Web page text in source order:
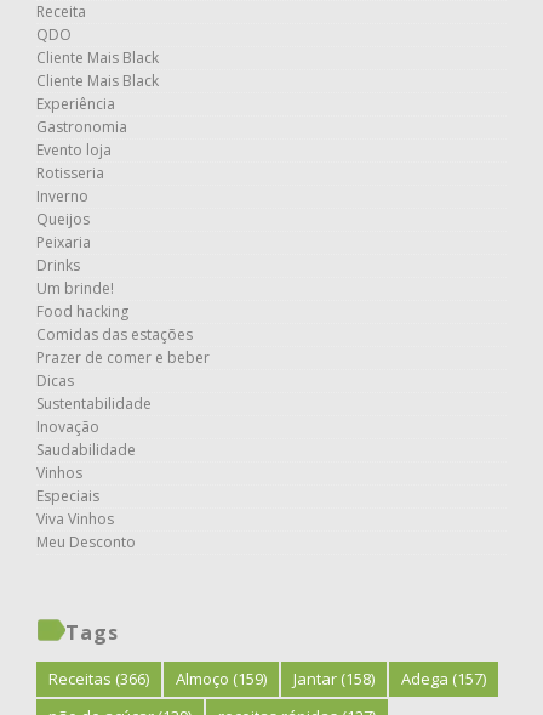
Receita
QDO
Cliente Mais Black
Cliente Mais Black
Experiência
Gastronomia
Evento loja
Rotisseria
Inverno
Queijos
Peixaria
Drinks
Um brinde!
Food hacking
Comidas das estações
Prazer de comer e beber
Dicas
Sustentabilidade
Inovação
Saudabilidade
Vinhos
Especiais
Viva Vinhos
Meu Desconto
Tags
Receitas (366) Almoço (159) Jantar (158) Adega (157)